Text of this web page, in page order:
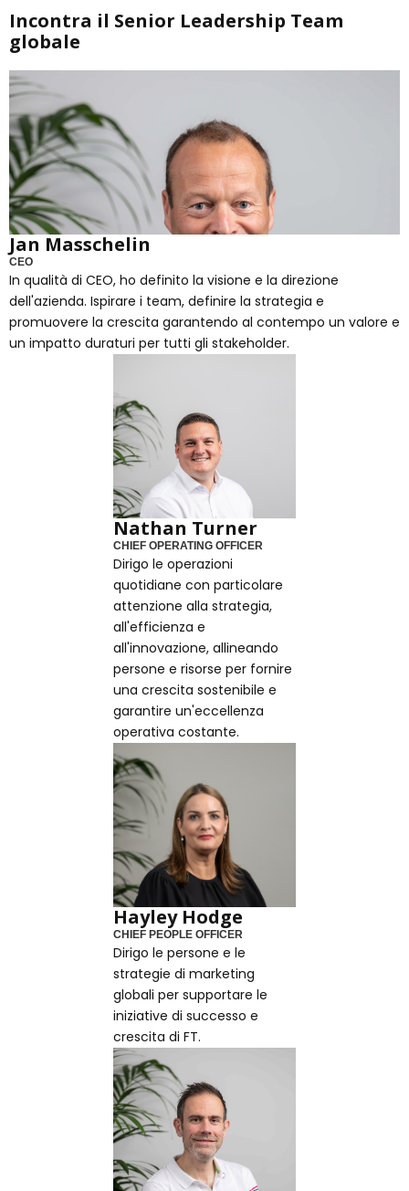
Incontra il Senior Leadership Team
globale
Jan Masschelin
CEO
In qualità di CEO, ho definito la visione e la direzione
dell'azienda. Ispirare i team, definire la strategia e
promuovere la crescita garantendo al contempo un valore e
un impatto duraturi per tutti gli stakeholder.
Nathan Turner
CHIEF OPERATING OFFICER
Dirigo le operazioni
quotidiane con particolare
attenzione alla strategia,
all'efficienza e
all'innovazione, allineando
persone e risorse per fornire
una crescita sostenibile e
garantire un'eccellenza
operativa costante.
Hayley Hodge
CHIEF PEOPLE OFFICER
Dirigo le persone e le
strategie di marketing
globali per supportare le
iniziative di successo e
crescita di FT.